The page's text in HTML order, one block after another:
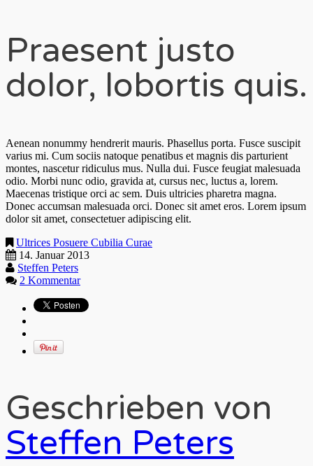
Praesent justo
dolor, lobortis quis.
Aenean nonummy hendrerit mauris. Phasellus porta. Fusce suscipit
varius mi. Cum sociis natoque penatibus et magnis dis parturient
montes, nascetur ridiculus mus. Nulla dui. Fusce feugiat malesuada
odio. Morbi nunc odio, gravida at, cursus nec, luctus a, lorem.
Maecenas tristique orci ac sem. Duis ultricies pharetra magna.
Donec accumsan malesuada orci. Donec sit amet eros. Lorem ipsum
dolor sit amet, consectetuer adipiscing elit.
Ultrices Posuere Cubilia Curae
14. Januar 2013
Steffen Peters
2 Kommentar
Geschrieben von
Steffen Peters